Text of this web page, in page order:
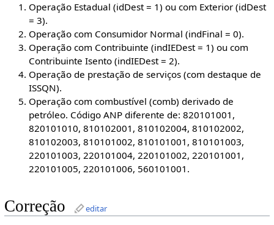
Operação Estadual (idDest = 1) ou com Exterior (idDest
= 3).
Operação com Consumidor Normal (indFinal = 0).
Operação com Contribuinte (indIEDest = 1) ou com
Contribuinte Isento (indIEDest = 2).
Operação de prestação de serviços (com destaque de
ISSQN).
Operação com combustível (comb) derivado de
petróleo. Código ANP diferente de: 820101001,
820101010, 810102001, 810102004, 810102002,
810102003, 810101002, 810101001, 810101003,
220101003, 220101004, 220101002, 220101001,
220101005, 220101006, 560101001.
Correção editar